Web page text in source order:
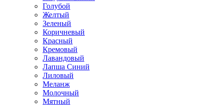
Голубой
Желтый
Зеленый
Коричневый
Красный
Кремовый
Лавандовый
Лапша Синий
Лиловый
Меланж
Молочный
Мятный